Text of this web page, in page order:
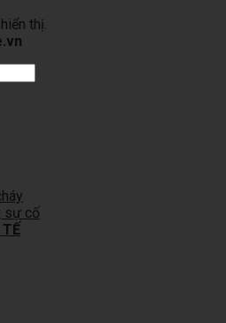
thị.
sự cố
TẾ